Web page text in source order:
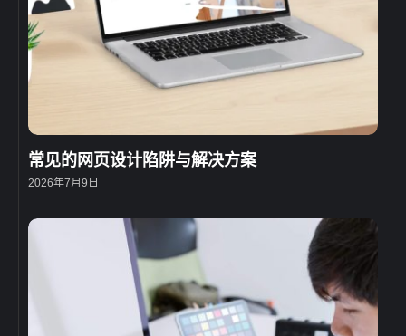
常见的网页设计陷阱与解决方案
2026年7月9日